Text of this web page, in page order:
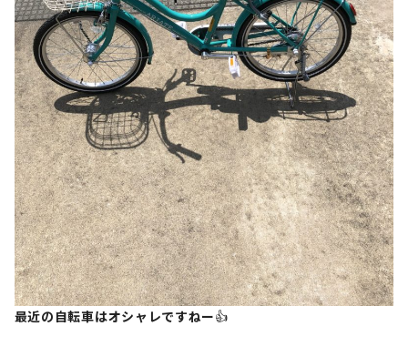
最近の自転車はオシャレですねー👍